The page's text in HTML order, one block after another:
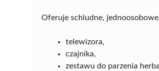
Oferuje schludne,
telewizora,
czajnika,
zestawu do parzenia